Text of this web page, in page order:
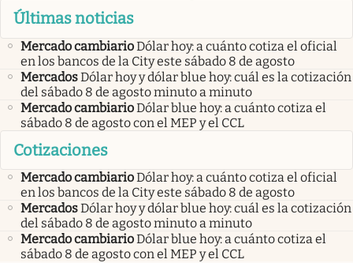
Últimas noticias
Mercado cambiarioDólar hoy: a cuánto cotiza el oficial
en los bancos de la City este sábado 8 de agosto
MercadosDólar hoy y dólar blue hoy: cuál es la cotización
del sábado 8 de agosto minuto a minuto
Mercado cambiarioDólar blue hoy: a cuánto cotiza el
sábado 8 de agosto con el MEP y el CCL
Cotizaciones
Mercado cambiarioDólar hoy: a cuánto cotiza el oficial
en los bancos de la City este sábado 8 de agosto
MercadosDólar hoy y dólar blue hoy: cuál es la cotización
del sábado 8 de agosto minuto a minuto
Mercado cambiarioDólar blue hoy: a cuánto cotiza el
sábado 8 de agosto con el MEP y el CCL